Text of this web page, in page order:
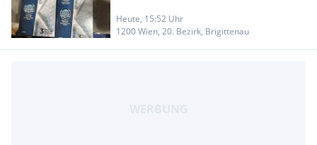
Heute, 15:52 Uhr
1200 Wien, 20. Bezirk, Brigittenau